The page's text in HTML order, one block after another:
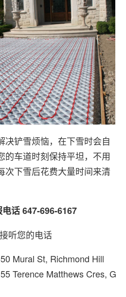
决铲雪烦恼，在下雪时会自
的车道时刻保持平坦，不用
次下雪后花费大量时间来清
话 647-696-6167
听您的电话
Mural St, Richmond Hill
Terence Matthews Cres, G